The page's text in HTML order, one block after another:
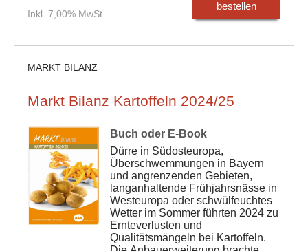
Inkl. 7,00% MwSt.
bestellen
MARKT BILANZ
Markt Bilanz Kartoffeln 2024/25
Buch oder E-Book
Dürre in Südosteuropa,
Überschwemmungen in Bayern
und angrenzenden Gebieten,
langanhaltende Frühjahrsnässe in
Westeuropa oder schwülfeuchtes
Wetter im Sommer führten 2024 zu
Ernteverlusten und
Qualitätsmängeln bei Kartoffeln.